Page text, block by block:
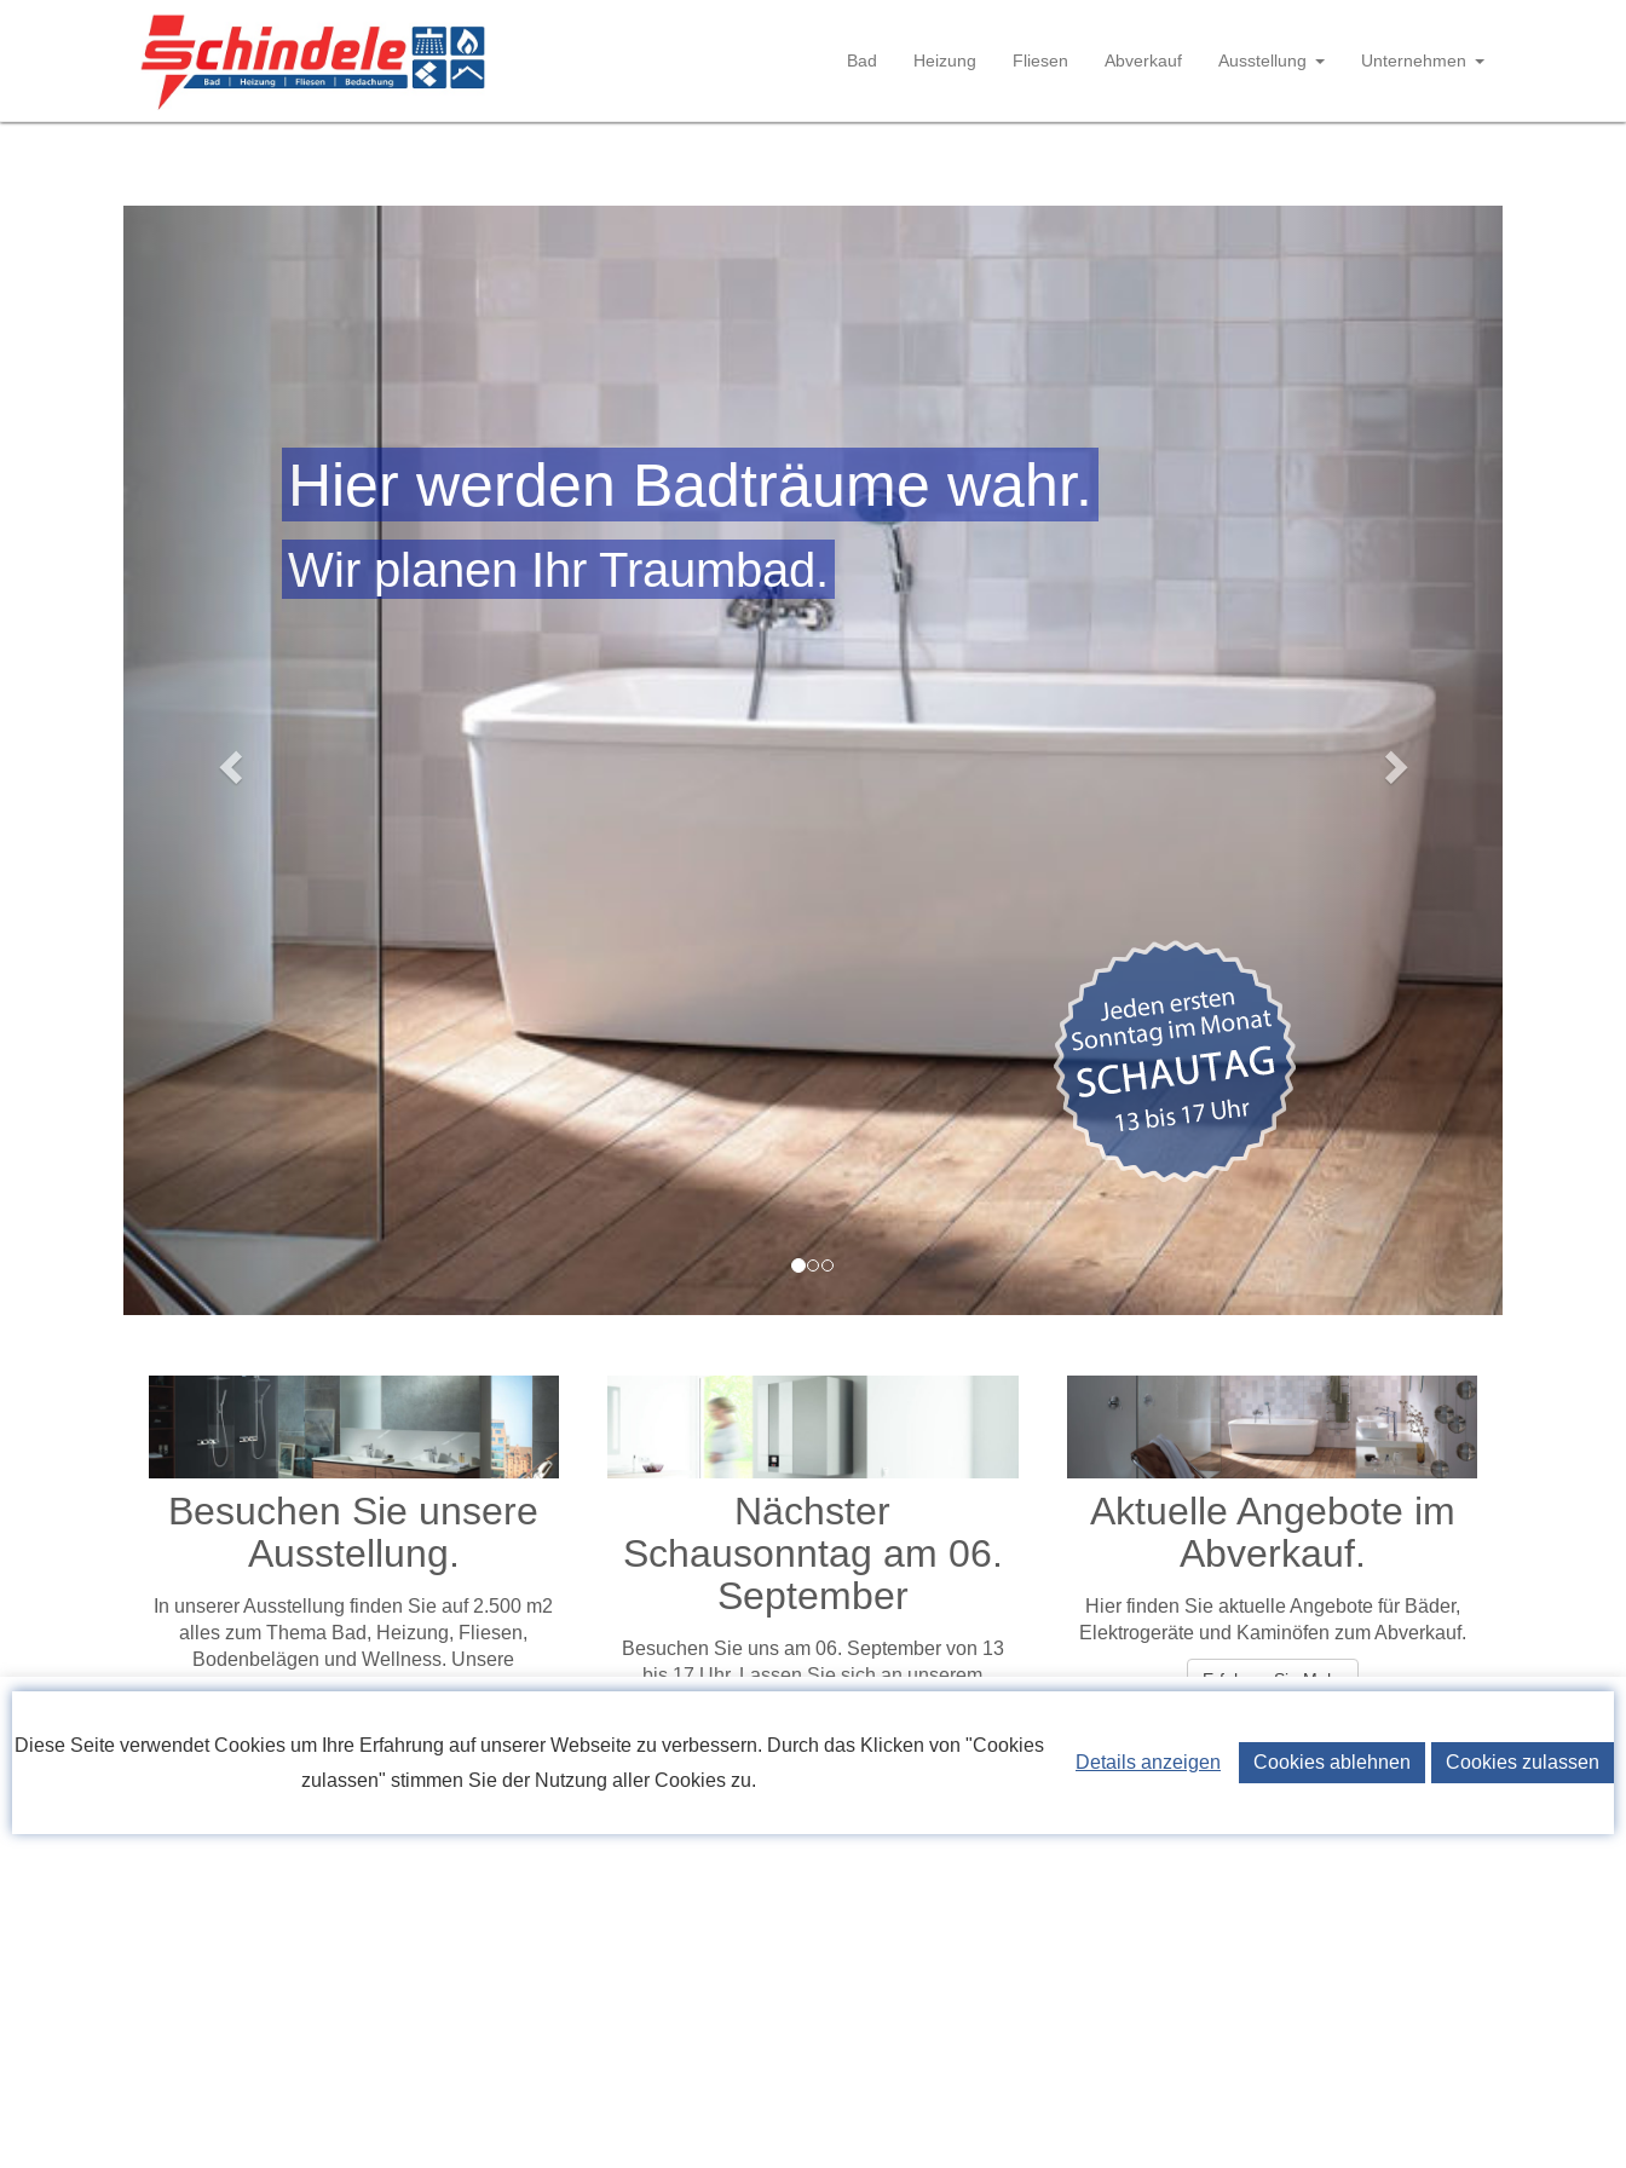
Bad Heizung Fliesen Abverkauf Ausstellung Unternehmen
Hier werden Badträume wahr.
Wir planen Ihr Traumbad.
Besuchen Sie unsere
Ausstellung.
In unserer Ausstellung finden Sie auf 2.500 m2
alles zum Thema Bad, Heizung, Fliesen,
Bodenbelägen und Wellness. Unsere
Fachberater beraten Sie gerne.
Nächster
Schausonntag am 06.
September
Besuchen Sie uns am 06. September von 13
bis 17 Uhr. Lassen Sie sich an unserem
Erfahren Sie Mehr
Aktuelle Angebote im
Abverkauf.
Hier finden Sie aktuelle Angebote für Bäder,
Elektrogeräte und Kaminöfen zum Abverkauf.
Erfahren Sie Mehr
Diese Seite verwendet Cookies um Ihre Erfahrung auf unserer Webseite zu verbessern. Durch das Klicken von "Cookies
zulassen" stimmen Sie der Nutzung aller Cookies zu.
Details anzeigen Cookies ablehnen Cookies zulassen